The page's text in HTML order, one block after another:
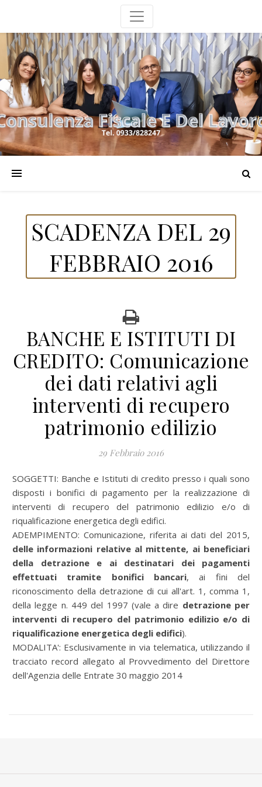
SCADENZA DEL 29
FEBBRAIO 2016
BANCHE E ISTITUTI DI
CREDITO: Comunicazione
dei dati relativi agli
interventi di recupero
patrimonio edilizio
29 Febbraio 2016
SOGGETTI: Banche e Istituti di credito presso i quali sono
disposti i bonifici di pagamento per la realizzazione di
interventi di recupero del patrimonio edilizio e/o di
riqualificazione energetica degli edifici.
ADEMPIMENTO: Comunicazione, riferita ai dati del 2015,
delle informazioni relative al mittente, ai beneficiari
della detrazione e ai destinatari dei pagamenti
effettuati tramite bonifici bancari, ai fini del
riconoscimento della detrazione di cui all'art. 1, comma 1,
della legge n. 449 del 1997 (vale a dire detrazione per
interventi di recupero del patrimonio edilizio e/o di
riqualificazione energetica degli edifici).
MODALITA': Esclusivamente in via telematica, utilizzando il
tracciato record allegato al Provvedimento del Direttore
dell'Agenzia delle Entrate 30 maggio 2014